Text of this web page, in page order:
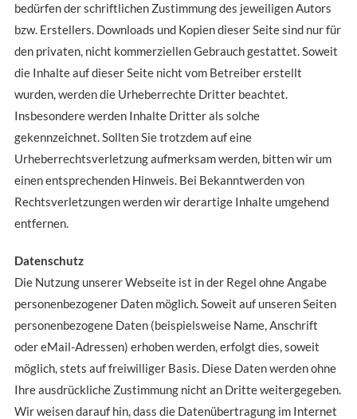
bedürfen der schriftlichen Zustimmung des jeweiligen Autors
bzw. Erstellers. Downloads und Kopien dieser Seite sind nur für
den privaten, nicht kommerziellen Gebrauch gestattet. Soweit
die Inhalte auf dieser Seite nicht vom Betreiber erstellt
wurden, werden die Urheberrechte Dritter beachtet.
Insbesondere werden Inhalte Dritter als solche
gekennzeichnet. Sollten Sie trotzdem auf eine
Urheberrechtsverletzung aufmerksam werden, bitten wir um
einen entsprechenden Hinweis. Bei Bekanntwerden von
Rechtsverletzungen werden wir derartige Inhalte umgehend
entfernen.
Datenschutz
Die Nutzung unserer Webseite ist in der Regel ohne Angabe
personenbezogener Daten möglich. Soweit auf unseren Seiten
personenbezogene Daten (beispielsweise Name, Anschrift
oder eMail-Adressen) erhoben werden, erfolgt dies, soweit
möglich, stets auf freiwilliger Basis. Diese Daten werden ohne
Ihre ausdrückliche Zustimmung nicht an Dritte weitergegeben.
Wir weisen darauf hin, dass die Datenübertragung im Internet